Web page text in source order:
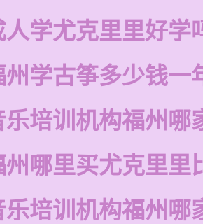
人学尤克里里好学
州学古筝多少钱一
乐培训机构福州哪
州哪里买尤克里里
乐培训机构福州哪